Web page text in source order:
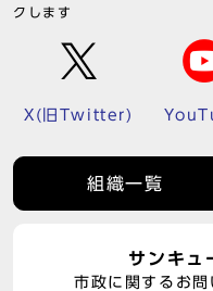
クします
X(旧Twitter)
組織一覧
サンキュ
市政に関するお